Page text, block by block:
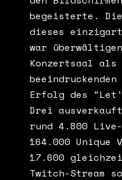
begeisterte. Die
dieses
war
Konzertsaal
Erfolg des
Drei
rund 4.800
164.000 Unique
17.600
Twitch-Stream